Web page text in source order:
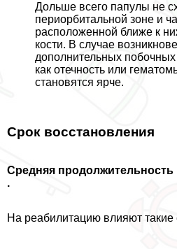
Дольше всего папулы не
периорбитальной зоне и
расположенной ближе к
кости. В случае
дополнительных
как отечность или
становятся ярче.
Срок восстановления
Средняя продолжительность
.
На реабилитацию влияют